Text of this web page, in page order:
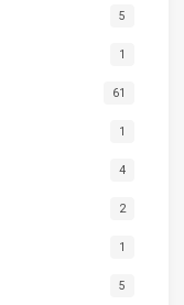
5
1
61
1
4
2
1
5